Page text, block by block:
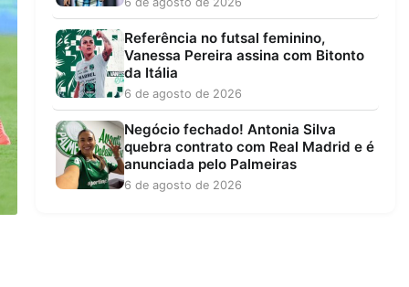
Referência no futsal feminino,
Vanessa Pereira assina com Bitonto
da Itália
6 de agosto de 2026
Negócio fechado! Antonia Silva
quebra contrato com Real Madrid e é
anunciada pelo Palmeiras
6 de agosto de 2026